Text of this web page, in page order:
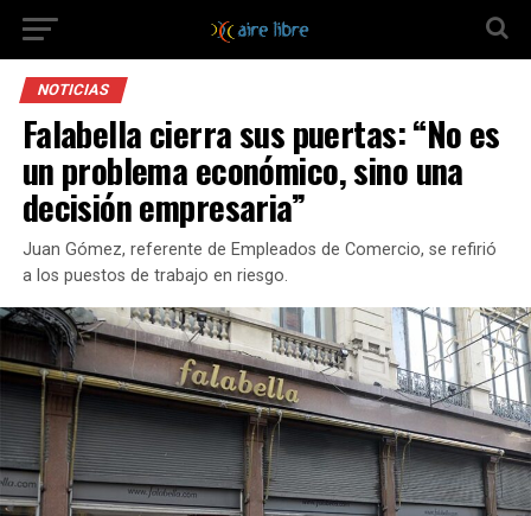
NOTICIAS
Falabella cierra sus puertas: “No es
un problema económico, sino una
decisión empresaria”
Juan Gómez, referente de Empleados de Comercio, se refirió
a los puestos de trabajo en riesgo.